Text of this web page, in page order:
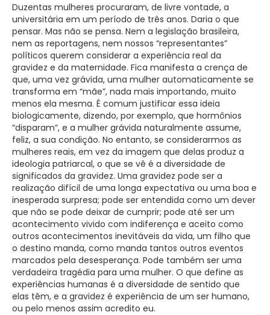
Duzentas mulheres procuraram, de livre vontade, a
universitária em um período de três anos. Daria o que
pensar. Mas não se pensa. Nem a legislação brasileira,
nem as reportagens, nem nossos “representantes”
políticos querem considerar a experiência real da
gravidez e da maternidade. Fica manifesta a crença de
que, uma vez grávida, uma mulher automaticamente se
transforma em “mãe”, nada mais importando, muito
menos ela mesma. É comum justificar essa ideia
biologicamente, dizendo, por exemplo, que hormônios
“disparam”, e a mulher grávida naturalmente assume,
feliz, a sua condição. No entanto, se considerarmos as
mulheres reais, em vez da imagem que delas produz a
ideologia patriarcal, o que se vê é a diversidade de
significados da gravidez. Uma gravidez pode ser a
realização difícil de uma longa expectativa ou uma boa e
inesperada surpresa; pode ser entendida como um dever
que não se pode deixar de cumprir; pode até ser um
acontecimento vivido com indiferença e aceito como
outros acontecimentos inevitáveis da vida, um filho que
o destino manda, como manda tantos outros eventos
marcados pela desesperança. Pode também ser uma
verdadeira tragédia para uma mulher. O que define as
experiências humanas é a diversidade de sentido que
elas têm, e a gravidez é experiência de um ser humano,
ou pelo menos assim acredito eu.